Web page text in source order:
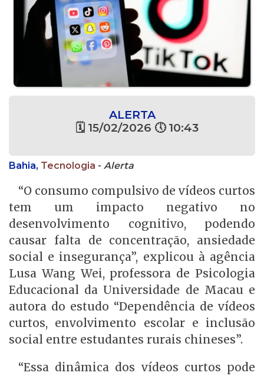
ALERTA
🗓 15/02/2026 🕔 10:43
Bahia, Tecnologia - Alerta
“O consumo compulsivo de vídeos curtos
tem um impacto negativo no
desenvolvimento cognitivo, podendo
causar falta de concentração, ansiedade
social e insegurança”, explicou à agência
Lusa Wang Wei, professora de Psicologia
Educacional da Universidade de Macau e
autora do estudo “Dependência de vídeos
curtos, envolvimento escolar e inclusão
social entre estudantes rurais chineses”.
“Essa dinâmica dos vídeos curtos pode